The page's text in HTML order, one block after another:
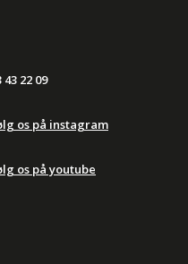
43 22 09
os på instagram
os på youtube